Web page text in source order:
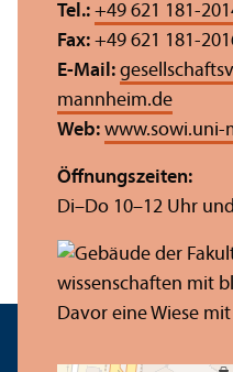
Tel.: +49 621 181-
Fax: +49 621 181-
E-Mail:
mannheim.de
Web: www.sowi.uni-
Öffnungs­zeiten:
Di–Do 10–12 Uhr